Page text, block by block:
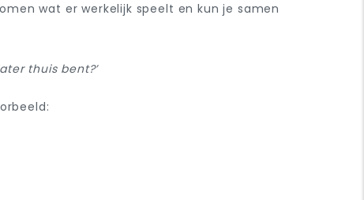
wat er werkelijk speelt en kun je samen
thuis bent?’